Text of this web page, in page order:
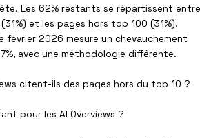
Les 62% restants se répartissent entre
et les pages hors top 100 (31%).
février 2026 mesure un chevauchement
avec une méthodologie différente.
citent-ils des pages hors du top 10 ?
pour les AI Overviews ?